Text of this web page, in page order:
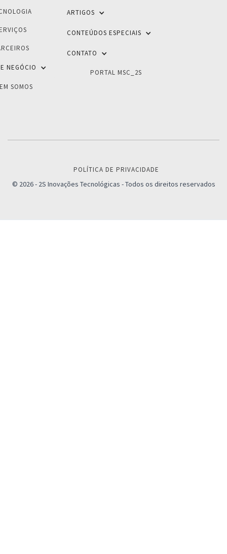
NEGÓCIO
SOMOS
ARTIGOS
CONTEÚDOS ESPECIAIS
CONTATO
PORTAL MSC_2S
POLÍTICA DE PRIVACIDADE
© 2026 - 2S Inovações Tecnológicas - Todos os direitos reservados